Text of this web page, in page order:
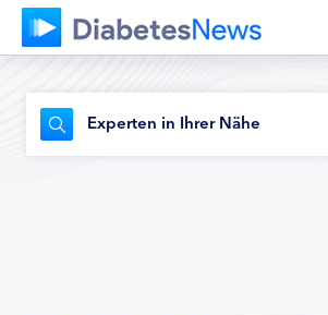
Experten in Ihrer Nähe